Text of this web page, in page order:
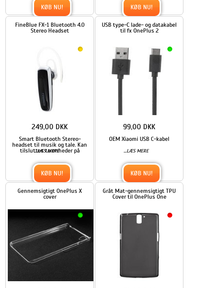
KØB NU! KØB NU!
FineBlue FX-1 Bluetooth 4.0
Stereo Headset
Smart Bluetooth Stereo-
headset til musik og tale. Kan
tilsluttes to enheder på
...LÆS MERE
249,00 DKK
KØB NU!
USB type-C lade- og datakabel
til fx OnePlus 2
OEM Xiaomi USB C-kabel
...LÆS MERE
99,00 DKK
KØB NU!
Gennemsigtigt OnePlus X
cover
Gråt Mat-gennemsigtigt TPU
Cover til OnePlus One